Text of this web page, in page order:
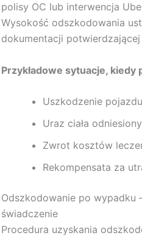
polisy OC lub interwencja
Wysokość odszkodowania
dokumentacji
Przykładowe sytuacje,
Uszkodzenie
Uraz ciała
Zwrot kosztów
Rekompensata za
Odszkodowanie po wypadku
świadczenie
Procedura uzyskania